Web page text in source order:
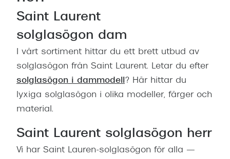
Saint Laurent
solglasögon dam
I vårt sortiment hittar du ett brett utbud av
solglasögon från Saint Laurent. Letar du efter
solglasögon i dammodell? Här hittar du
lyxiga solglasögon i olika modeller, färger och
material.
Saint Laurent solglasögon herr
Vi har Saint Lauren-solglasögon för alla —